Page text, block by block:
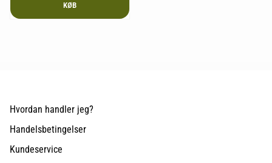
KØB
Hvordan handler jeg?
Handelsbetingelser
Kundeservice